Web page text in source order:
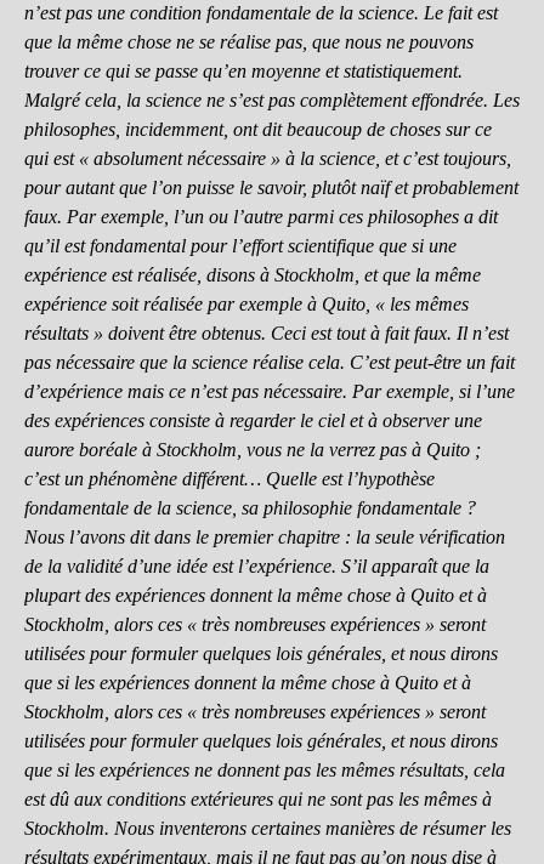
n’est pas une condition fondamentale de la science. Le fait est
que la même chose ne se réalise pas, que nous ne pouvons
trouver ce qui se passe qu’en moyenne et statistiquement.
Malgré cela, la science ne s’est pas complètement effondrée. Les
philosophes, incidemment, ont dit beaucoup de choses sur ce
qui est « absolument nécessaire » à la science, et c’est toujours,
pour autant que l’on puisse le savoir, plutôt naïf et probablement
faux. Par exemple, l’un ou l’autre parmi ces philosophes a dit
qu’il est fondamental pour l’effort scientifique que si une
expérience est réalisée, disons à Stockholm, et que la même
expérience soit réalisée par exemple à Quito, « les mêmes
résultats » doivent être obtenus. Ceci est tout à fait faux. Il n’est
pas nécessaire que la science réalise cela. C’est peut-être un fait
d’expérience mais ce n’est pas nécessaire. Par exemple, si l’une
des expériences consiste à regarder le ciel et à observer une
aurore boréale à Stockholm, vous ne la verrez pas à Quito ;
c’est un phénomène différent… Quelle est l’hypothèse
fondamentale de la science, sa philosophie fondamentale ?
Nous l’avons dit dans le premier chapitre : la seule vérification
de la validité d’une idée est l’expérience. S’il apparaît que la
plupart des expériences donnent la même chose à Quito et à
Stockholm, alors ces « très nombreuses expériences » seront
utilisées pour formuler quelques lois générales, et nous dirons
que si les expériences donnent la même chose à Quito et à
Stockholm, alors ces « très nombreuses expériences » seront
utilisées pour formuler quelques lois générales, et nous dirons
que si les expériences ne donnent pas les mêmes résultats, cela
est dû aux conditions extérieures qui ne sont pas les mêmes à
Stockholm. Nous inventerons certaines manières de résumer les
résultats expérimentaux, mais il ne faut pas qu’on nous dise à